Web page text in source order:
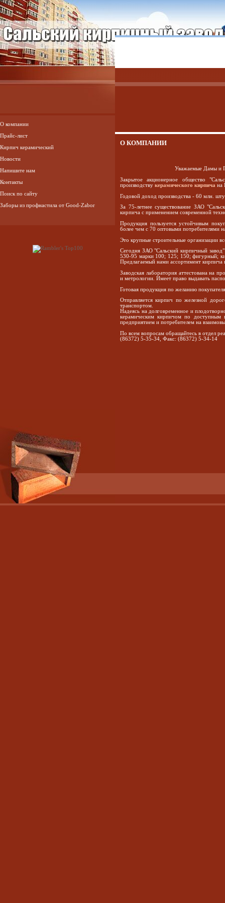
О компании
Прайс-лист
Кирпич керамический
Новости
Напишите нам
Контакты
Поиск по сайту
Заборы из профнастила от Good-Zabor
О КОМПАНИИ
Уважаемые Дамы и
Закрытое акционерное общество
производству керамического кирпича на
Годовой доход производства - 60 млн.
За 75-летнее существование ЗАО
кирпича с применением современной
Продукция пользуется устойчивым
более чем с 70 оптовыми потребителями
Это крупные строительные организации
Сегодня ЗАО "Сальский кирпичный
530-95 марки 100; 125; 150; фигурный;
Предлагаемый нами ассортимент кирпича
Заводская лаборатория аттестована на
и метрологии. Имеет право выдавать
Готовая продукция по желанию
Отправляется кирпич по железной
транспортом.
Надеясь на долговременное и
керамическим кирпичом по доступным
предприятием и потребителем на
По всем вопросам обращайтесь в отдел
(86372) 5-35-34, Факс: (86372) 5-34-14